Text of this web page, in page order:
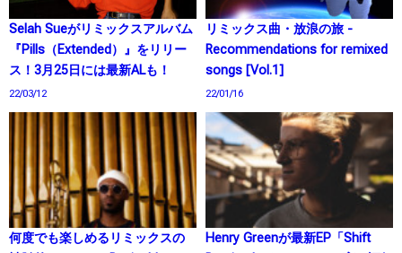
Selah Sueがリミックスアルバム
『Pills（Extended）』をリリー
ス！3月25日には最新ALも！
22/03/12
リミックス曲・放浪の旅 -
Recommendations for remixed
songs [Vol.1]
22/01/16
何度でも楽しめるリミックスの
Henry Greenが最新EP「Shift